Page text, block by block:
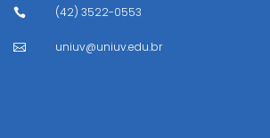
 (42) 3522-0553
 uniuv@uniuv.edu.br